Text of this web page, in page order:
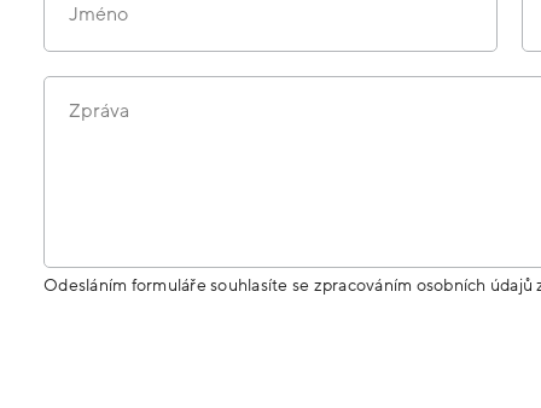
Jméno
Zpráva
Odesláním formuláře souhlasíte se zpracováním osobních údajů